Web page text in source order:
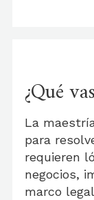
¿Qué
La
para
requieren
negocios,
marco